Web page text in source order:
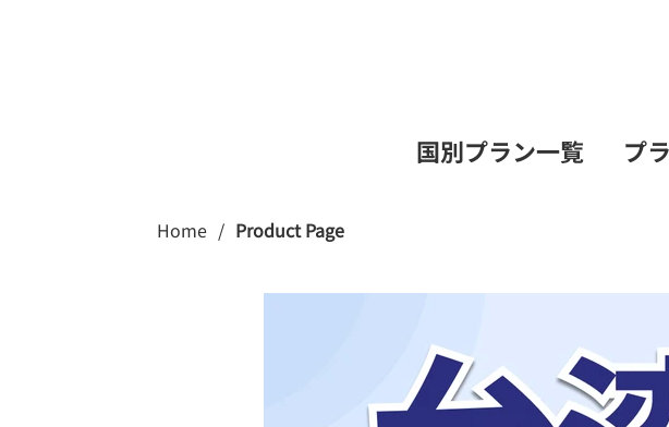
国別プラン一覧 プ
Home / Product Page